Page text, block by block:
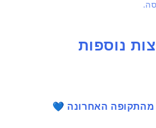
נוספות
מהתקופה האחרונה 💙